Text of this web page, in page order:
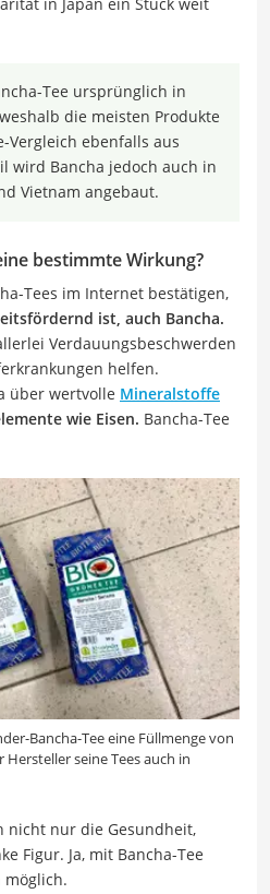
Tee ursprünglich in
die meisten Produkte
Vergleich ebenfalls aus
wird Bancha jedoch auch in
Vietnam angebaut.
bestimmte Wirkung?
Tees im Internet bestätigen,
ist, auch Bancha.
Verdauungsbeschwerden
helfen.
über wertvolle Mineralstoffe
wie Eisen. Bancha-Tee
Bancha-Tee eine Füllmenge von
Hersteller seine Tees auch in
nicht nur die Gesundheit,
Figur. Ja, mit Bancha-Tee
möglich.